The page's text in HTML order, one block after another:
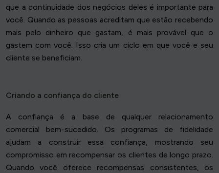
que a continuidade dos negócios deles é importante para
você. Quando as pessoas acreditam que estão recebendo
mais pelo dinheiro que gastam, é mais provável que o
gastem com você. Isso cria um ciclo em que você e seu
cliente se beneficiam.
Criando a confiança do cliente
A confiança é a base de qualquer relacionamento
comercial bem-sucedido. Os programas de fidelidade
ajudam a construir essa confiança, mostrando seu
compromisso em recompensar os clientes de longo prazo.
Quando você oferece recompensas consistentes, os